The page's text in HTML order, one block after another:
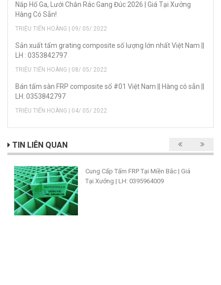
Nắp Hố Ga, Lưới Chắn Rác Gang Đúc 2026 | Giá Tại Xưởng
Hàng Có Sẵn!
TRIỆU TIẾN HOÀNG | 09/ 05/ 2022
Sản xuất tấm grating composite số lượng lớn nhất Việt Nam ||
LH : 0353842797
TRIỆU TIẾN HOÀNG | 08/ 05/ 2022
Bán tấm sàn FRP composite số #01 Việt Nam || Hàng có sẵn ||
LH: 0353842797
TRIỆU TIẾN HOÀNG | 04/ 05/ 2022
TIN LIÊN QUAN
Cung Cấp Tấm FRP Tại Miền Bắc | Giá
Tại Xưởng | LH: 0395964009